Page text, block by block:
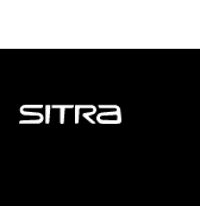
Sitra